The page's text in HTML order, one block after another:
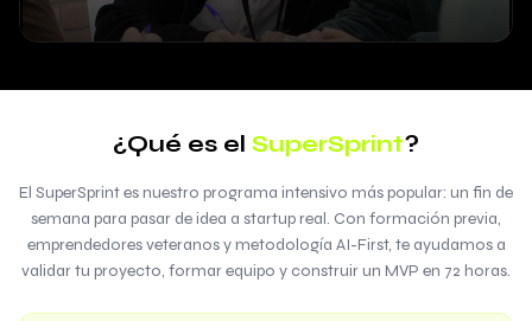
¿Qué es el SuperSprint?
El SuperSprint es nuestro programa intensivo más popular: un fin de
semana para pasar de idea a startup real. Con formación previa,
emprendedores veteranos y metodología AI-First, te ayudamos a
validar tu proyecto, formar equipo y construir un MVP en 72 horas.